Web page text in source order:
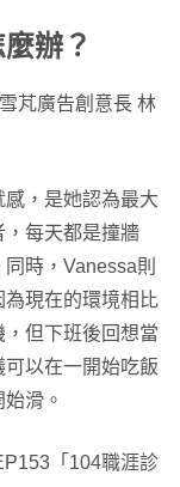
辦？
芃廣告創意長 林
，是她認為最大
，每天都是撞牆
時，Vanessa則
現在的環境相比
但下班後回想當
以在一開始吃飯
滑。
「104職涯診